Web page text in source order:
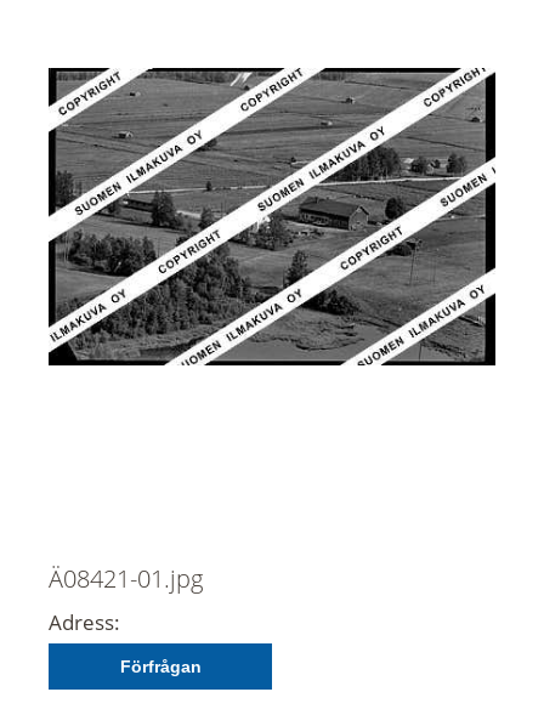
Ä08421-01.jpg
Adress:
Förfrågan